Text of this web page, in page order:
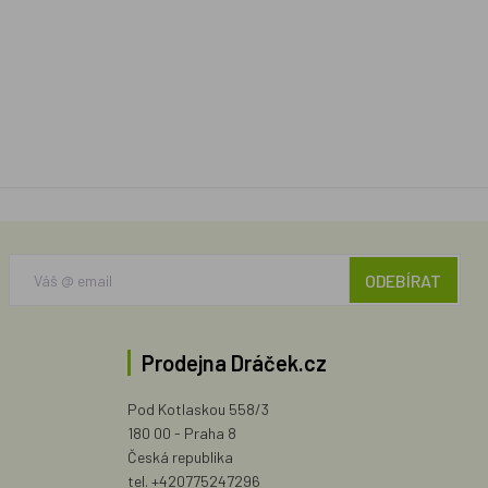
ODEBÍRAT
Prodejna Dráček.cz
Pod Kotlaskou 558/3
180 00 - Praha 8
Česká republika
tel. +420775247296